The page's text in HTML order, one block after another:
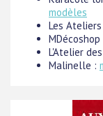
modèles
Les
MDécoshop
L'Atelier
Malinelle :